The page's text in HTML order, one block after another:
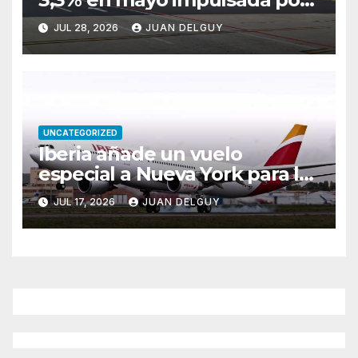
Brasil y Colombia
JUL 28, 2026 JUAN DELGUY
UNCATEGORIZED
Iberia añade un vuelo
especial a Nueva York para la
final del Mundial entre
España y Argentina
JUL 17, 2026 JUAN DELGUY